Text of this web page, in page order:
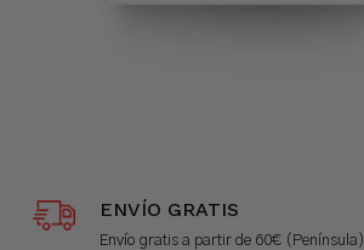
ENVÍO GRATIS
Envío gratis a partir de 60€ (Península)